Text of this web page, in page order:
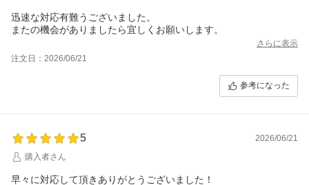
迅速な対応有難うございました。
またの機会がありましたら宜しくお願いします。
さらに表示
注文日：2026/06/21
参考になった
5
2026/06/21
購入者さん
早々に対応して頂きありがとうございました！